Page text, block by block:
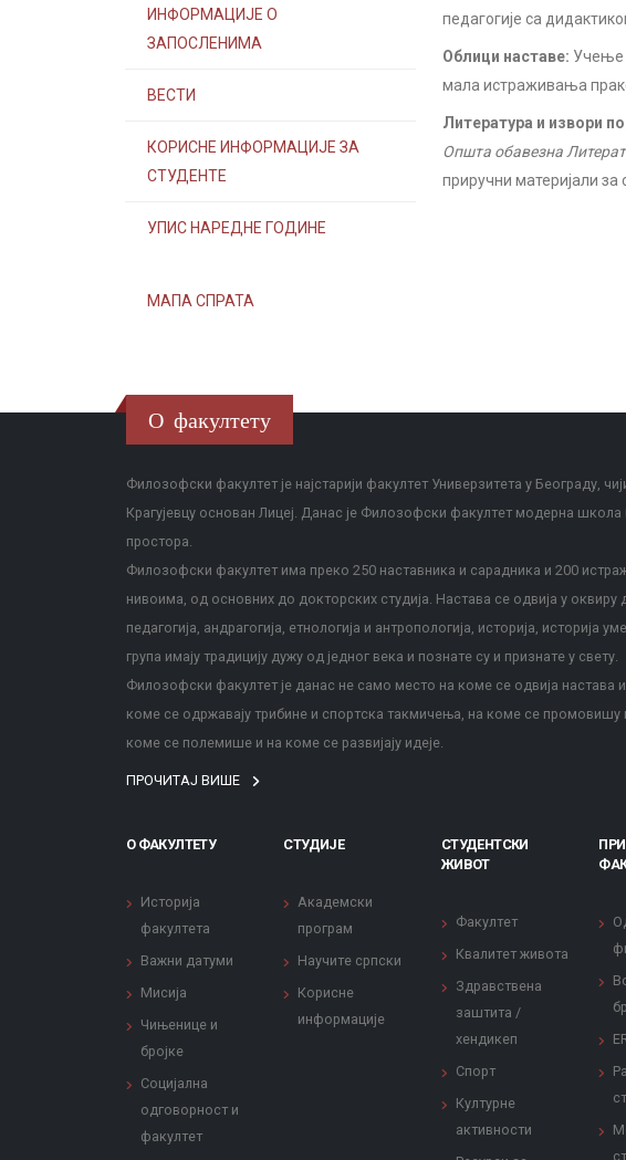
ИНФОРМАЦИЈЕ О
ЗАПОСЛЕНИМА
ВЕСТИ
КОРИСНЕ ИНФОРМАЦИЈЕ ЗА
СТУДЕНТЕ
УПИС НАРЕДНЕ ГОДИНЕ
МАПА СПРАТА
педагогије са
Облици наставе: Учење
мала истраживања
Литература и извори
Општа обавезна
приручни материјали за
О факултету
Филозофски факултет је најстарији факултет Универзитета у Београду,
Крагујевцу основан Лицеј. Данас је Филозофски факултет модерна
простора.
Филозофски факултет има преко 250 наставника и сарадника и 200
нивоима, од основних до докторских студија. Настава се одвија у оквиру
педагогија, андрагогија, етнологија и антропологија, историја, историја
група имају традицију дужу од једног века и познате су и признате у свету.
Филозофски факултет је данас не само место на коме се одвија настава
коме се одржавају трибине и спортска такмичења, на коме се промовишу
коме се полемише и на коме се развијају идеје.
ПРОЧИТАЈ ВИШЕ
О ФАКУЛТЕТУ
Историја
факултета
Важни датуми
Мисија
Чињенице и
бројке
Социјална
одговорност и
факултет
СТУДИЈЕ
Академски
програм
Научите српски
Корисне
информације
СТУДЕНТСКИ
ЖИВОТ
Факултет
Квалитет живота
Здравствена
заштита /
хендикеп
Спорт
Културне
активности